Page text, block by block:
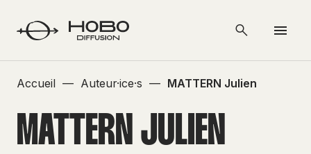
Accueil — Auteur·ice·s — MATTERN Julien
MATTERN JULIEN